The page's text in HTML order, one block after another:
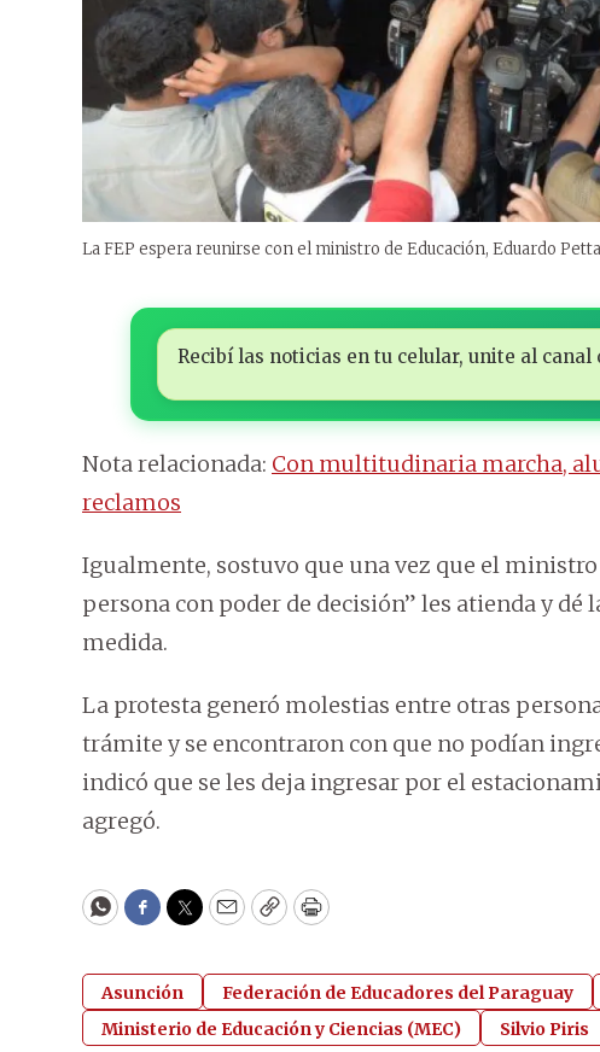
La FEP espera reunirse con el ministro de Educación, Eduardo
Recibí las noticias en tu celular, unite al canal
Nota relacionada: Con multitudinaria marcha,
reclamos
Igualmente, sostuvo que una vez que el ministro
persona con poder de decisión” les atienda y dé
medida.
La protesta generó molestias entre otras
trámite y se encontraron con que no podían
indicó que se les deja ingresar por el
agregó.
WhatsApp
Facebook
Twitter
EmailCopyPrint
Asunción Federación de Educadores del Paraguay
Ministerio de Educación y Ciencias (MEC)
Silvio Piris